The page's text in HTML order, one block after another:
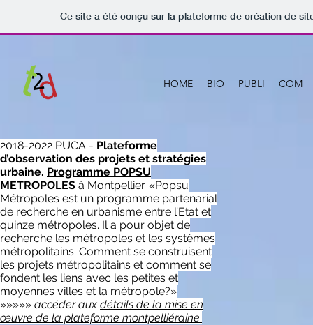
Ce site a été conçu sur la plateforme de création de
HOME BIO PUBLI COM
2018-2022 PUCA - Plateforme
d’observation des projets et stratégies
urbaine. Programme POPSU
METROPOLES à Montpellier. «Popsu
Métropoles est un programme partenarial
de recherche en urbanisme entre l’Etat et
quinze métropoles. Il a pour objet de
recherche les métropoles et les systèmes
métropolitains. Comment se construisent
les projets métropolitains et comment se
fondent les liens avec les petites et
moyennes villes et la métropole?»
»»»»» accéder aux détails de la mise en
œuvre de la plateforme montpelliéraine.